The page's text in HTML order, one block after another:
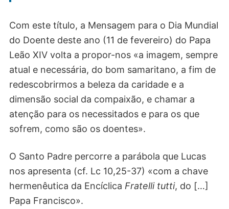
Com este título, a Mensagem para o Dia Mundial
do Doente deste ano (11 de fevereiro) do Papa
Leão XIV volta a propor-nos «a imagem, sempre
atual e necessária, do bom samaritano, a fim de
redescobrirmos a beleza da caridade e a
dimensão social da compaixão, e chamar a
atenção para os necessitados e para os que
sofrem, como são os doentes».
O Santo Padre percorre a parábola que Lucas
nos apresenta (cf. Lc 10,25-37) «com a chave
hermenêutica da Encíclica Fratelli tutti, do […]
Papa Francisco».